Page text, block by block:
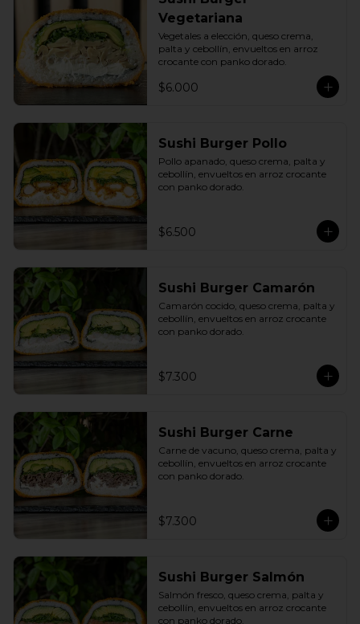
Vegetariana
Vegetales a elección, queso crema,
palta y cebollín, envueltos en arroz
crocante con panko dorado.
$6.000
Sushi Burger Pollo
Pollo apanado, queso crema, palta y
cebollín, envueltos en arroz crocante
con panko dorado.
$6.500
Sushi Burger Camarón
Camarón cocido, queso crema, palta y
cebollín, envueltos en arroz crocante
con panko dorado.
$7.300
Sushi Burger Carne
Carne de vacuno, queso crema, palta y
cebollín, envueltos en arroz crocante
con panko dorado.
$7.300
Sushi Burger Salmón
Salmón fresco, queso crema, palta y
cebollín, envueltos en arroz crocante
con panko dorado.